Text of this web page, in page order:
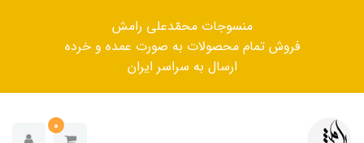
منسوجات محمّدعلی رامش
فروش تمام محصولات به صورت عمده و خرده
ارسال به سراسر ایران
0